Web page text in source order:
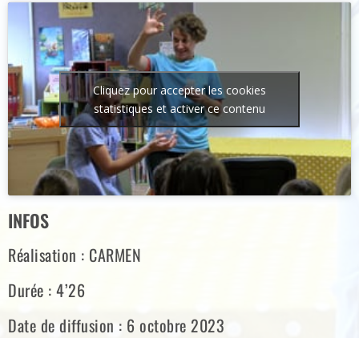
Cliquez pour accepter les cookies
statistiques et activer ce contenu
INFOS
Réalisation : CARMEN
Durée : 4’26
Date de diffusion : 6 octobre 2023